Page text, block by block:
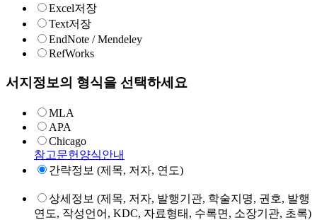
Excel저장
Text저장
EndNote / Mendeley
RefWorks
서지정보의 형식을 선택하세요
MLA
APA
Chicago
참고문헌양식안내
간략정보 (제목, 저자, 연도)
상세정보 (제목, 저자, 발행기관, 학술지명, 권호, 발행
연도, 작성언어, KDC, 자료형태, 수록면, 소장기관, 초록)